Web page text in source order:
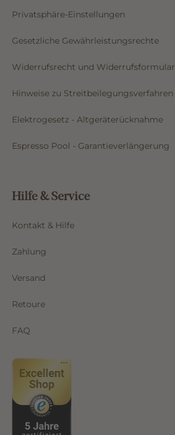
Privatsphäre-Einstellungen
Gesetzliche Gewährleistungsrechte
Widerrufsrecht und Widerrufsformular
Hinweise zu Streitbeilegungsverfahren
Elektrogesetz - Altgeräterücknahme
Espresso Pool - Garantieverlängerung
Hilfe & Service
Kontakt & Hilfe
Zahlung
Versand
Retoure
FAQ